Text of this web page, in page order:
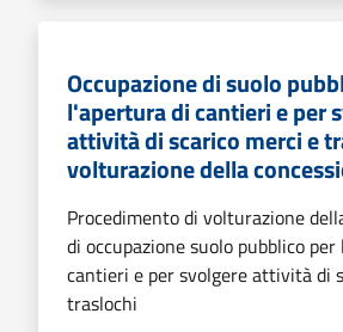
Occupazione di suolo
l'apertura di cantieri e per
attività di scarico merci e
volturazione della
Procedimento di volturazione
di occupazione suolo pubblico
cantieri e per svolgere attività di
traslochi